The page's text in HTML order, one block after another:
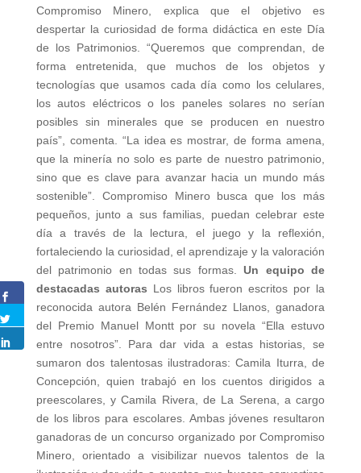
Compromiso Minero, explica que el objetivo es
despertar la curiosidad de forma didáctica en este Día
de los Patrimonios. “Queremos que comprendan, de
forma entretenida, que muchos de los objetos y
tecnologías que usamos cada día como los celulares,
los autos eléctricos o los paneles solares no serían
posibles sin minerales que se producen en nuestro
país”, comenta. “La idea es mostrar, de forma amena,
que la minería no solo es parte de nuestro patrimonio,
sino que es clave para avanzar hacia un mundo más
sostenible”. Compromiso Minero busca que los más
pequeños, junto a sus familias, puedan celebrar este
día a través de la lectura, el juego y la reflexión,
fortaleciendo la curiosidad, el aprendizaje y la valoración
del patrimonio en todas sus formas.Un equipo de
destacadas autoras Los libros fueron escritos por la
reconocida autora Belén Fernández Llanos, ganadora
del Premio Manuel Montt por su novela “Ella estuvo
entre nosotros”. Para dar vida a estas historias, se
sumaron dos talentosas ilustradoras: Camila Iturra, de
Concepción, quien trabajó en los cuentos dirigidos a
preescolares, y Camila Rivera, de La Serena, a cargo
de los libros para escolares. Ambas jóvenes resultaron
ganadoras de un concurso organizado por Compromiso
Minero, orientado a visibilizar nuevos talentos de la